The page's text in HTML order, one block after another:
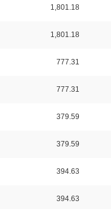
1,801.18
1,801.18
777.31
777.31
379.59
379.59
394.63
394.63